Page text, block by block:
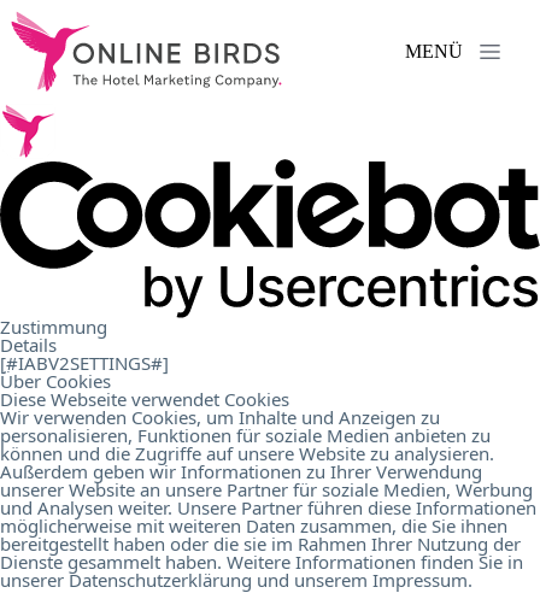
Zustimmung
Details
[#IABV2SETTINGS#]
Über Cookies
Diese Webseite verwendet Cookies
Wir verwenden Cookies, um Inhalte und Anzeigen zu
personalisieren, Funktionen für soziale Medien anbieten zu
können und die Zugriffe auf unsere Website zu analysieren.
Außerdem geben wir Informationen zu Ihrer Verwendung
unserer Website an unsere Partner für soziale Medien, Werbung
und Analysen weiter. Unsere Partner führen diese Informationen
möglicherweise mit weiteren Daten zusammen, die Sie ihnen
bereitgestellt haben oder die sie im Rahmen Ihrer Nutzung der
Dienste gesammelt haben. Weitere Informationen finden Sie in
unserer Datenschutzerklärung und unserem Impressum.
Leistungen
Referenzen .
uns.
Karriere.
Kontakt.
MENÜ